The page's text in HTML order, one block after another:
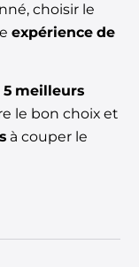
choisir le
expérience de
5 meilleurs
le bon choix et
à couper le